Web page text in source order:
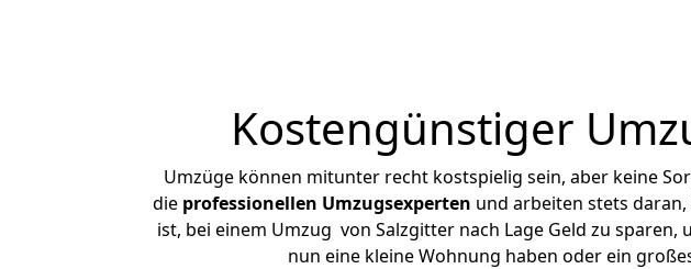
Kostengünstiger
Umzüge können mitunter recht kostspielig sein, aber keine
die professionellen Umzugsexperten und arbeiten stets daran,
ist, bei einem Umzug von Salzgitter nach Lage Geld zu
nun eine kleine Wohnung haben oder ein